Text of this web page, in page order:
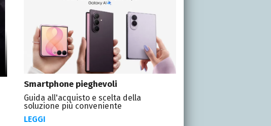
Smartphone pieghevoli
Guida all'acquisto e scelta della
soluzione più conveniente
LEGGI